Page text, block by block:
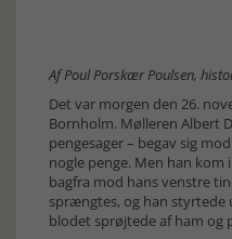
Af Poul Porskær Poulsen,
Det var morgen den 26.
Bornholm. Mølleren Albert
pengesager – begav sig
nogle penge. Men han kom
bagfra mod hans venstre
sprængtes, og han styrtede
blodet sprøjtede af ham og